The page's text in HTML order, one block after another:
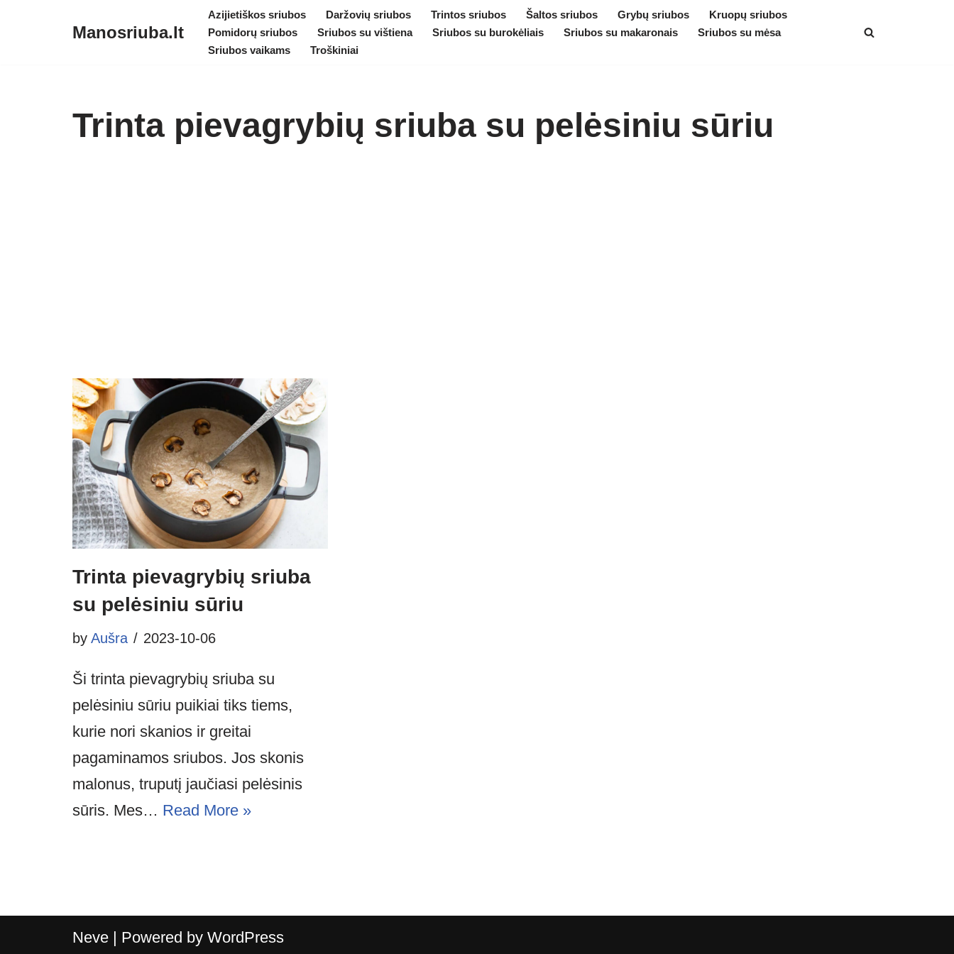
Manosriuba.lt
Azijietiškos sriubos Daržovių sriubos Trintos sriubos Šaltos sriubos Grybų sriubos
Kruopų sriubos
Pomidorų sriubos
Sriubos su vištiena Sriubos su burokėliais Sriubos su makaronais
Sriubos su mėsa
Sriubos vaikams
Troškiniai
Trinta pievagrybių sriuba su pelėsiniu sūriu
Trinta pievagrybių sriuba
su pelėsiniu sūriu
by Aušra 2023-10-06
Ši trinta pievagrybių sriuba su
pelėsiniu sūriu puikiai tiks tiems,
kurie nori skanios ir greitai
pagaminamos sriubos. Jos skonis
malonus, truputį jaučiasi pelėsinis
sūris. Mes… Read More »
Neve | Powered by WordPress